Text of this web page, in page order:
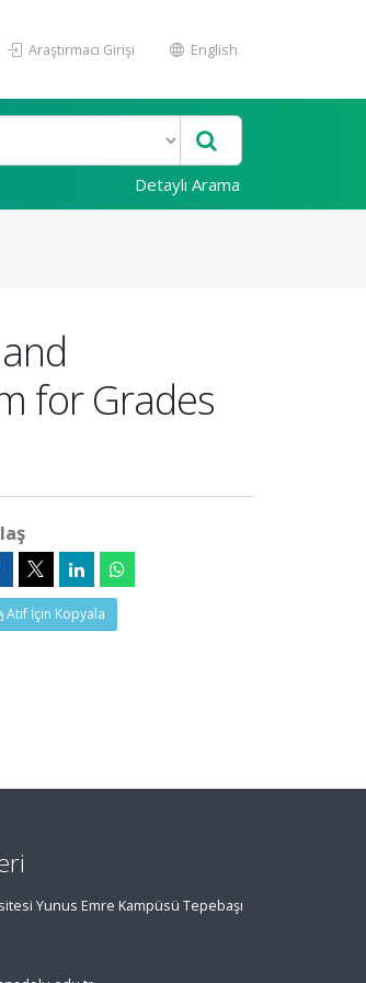
Araştırmacı Girişi English
Detaylı Arama
for Grades
Atıf İçin Kopyala
Yunus Emre Kampüsü Tepebaşı